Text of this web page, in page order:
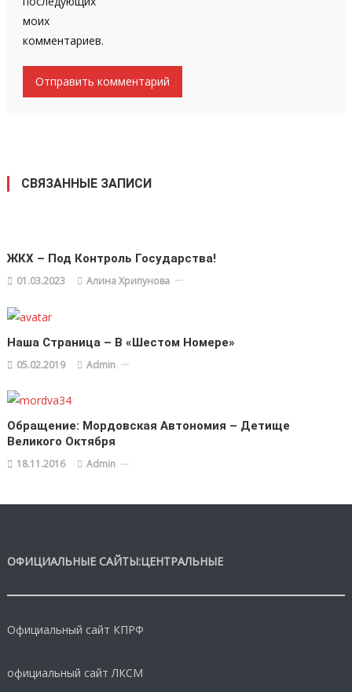
моих
комментариев.
СВЯЗАННЫЕ ЗАПИСИ
ЖКХ – Под Контроль Государства!
01.03.2023 Алина Хрипунова
Наша Страница – В «Шестом Номере»
05.02.2019 Admin
Обращение: Мордовская Автономия – Детище
Великого Октября
18.11.2016 Admin
ОФИЦИАЛЬНЫЕ САЙТЫ:ЦЕНТРАЛЬНЫЕ
Официальный сайт КПРФ
официальный сайт ЛКСМ